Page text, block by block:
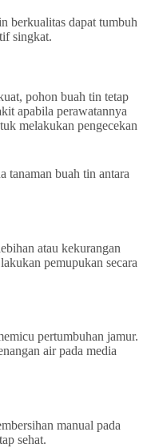
berkualitas dapat tumbuh
singkat.
pohon buah tin tetap
apabila perawatannya
melakukan pengecekan
tanaman buah tin antara
atau kekurangan
pemupukan secara
pertumbuhan jamur.
air pada media
manual pada
sehat.